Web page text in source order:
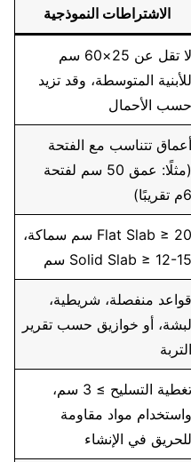
الاشتراطات النموذجية
لا تقل عن 25×60 سم
للأبنية المتوسطة، وقد تزيد
حسب الأحمال
أعماق تتناسب مع الفتحة
(مثلًا: عمق 50 سم لفتحة
6م تقريبًا)
Flat Slab ≥ 20 سم سماكة،
Solid Slab ≥ 12-15 سم
قواعد منفصلة، شريطية،
لبشة، أو خوازيق حسب تقرير
التربة
تغطية التسليح ≥ 3 سم،
واستخدام مواد مقاومة
للحريق في الإنشاء